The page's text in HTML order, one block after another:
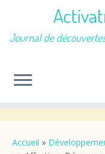
contenu
Journal de
Accueil »